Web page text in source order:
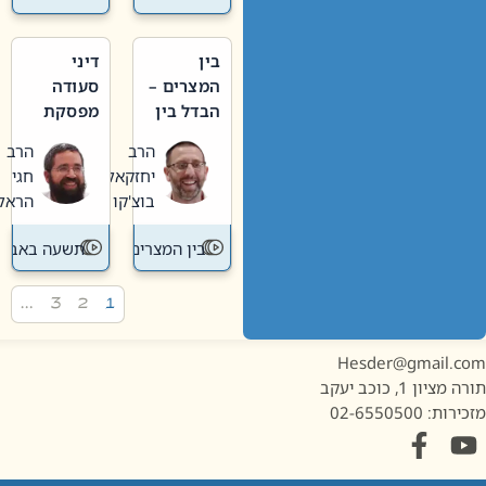
בין
המצרים –
הבדל בין
חדשה
לישנה
הרב
יחזקאל
בוצ'קו
בין המצרים
דיני
סעודה
מפסקת
תשעה
באב
הרב
חגי
הראל
תשעה באב
1, כוכב יעקב
02-6550500